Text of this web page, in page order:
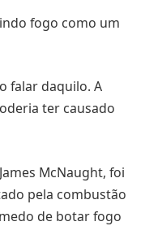
fogo como um
falar daquilo. A
ter causado
McNaught, foi
pela combustão
de botar fogo